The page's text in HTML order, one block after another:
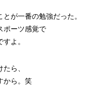
が一番の勉強だった。
ポーツ感覚で
よ。
ら、
から。笑